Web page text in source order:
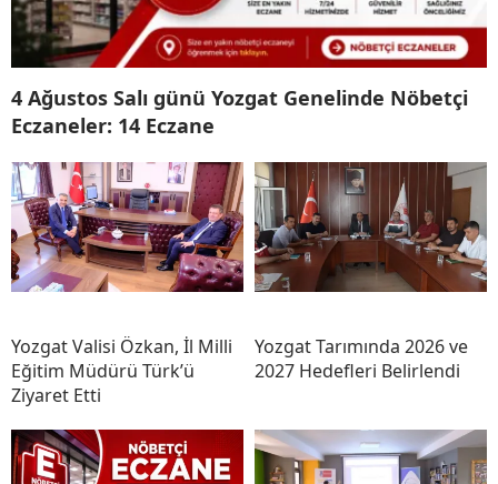
4 Ağustos Salı günü Yozgat Genelinde Nöbetçi
Eczaneler: 14 Eczane
Yozgat Valisi Özkan, İl Milli
Eğitim Müdürü Türk’ü
Ziyaret Etti
Yozgat Tarımında 2026 ve
2027 Hedefleri Belirlendi